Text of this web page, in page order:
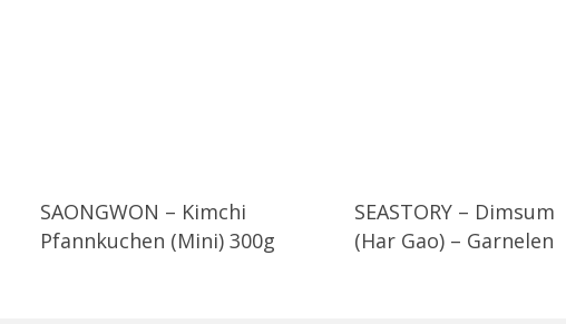
SAONGWON – Kimchi
Pfannkuchen (Mini) 300g
SEASTORY – Dimsum
(Har Gao) – Garnelen